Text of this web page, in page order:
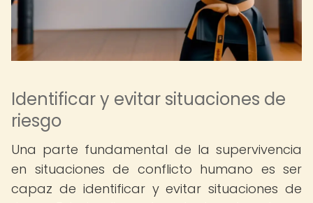
Identificar y evitar situaciones de
riesgo
Una parte fundamental de la supervivencia
en situaciones de conflicto humano es ser
capaz de identificar y evitar situaciones de